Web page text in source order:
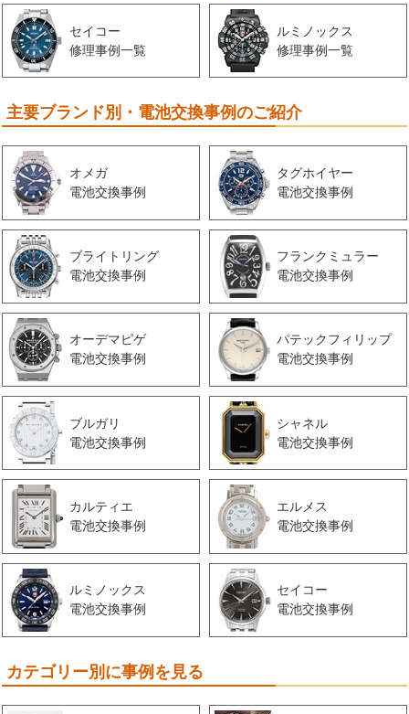
セイコー
修理事例一覧
ルミノックス
修理事例一覧
主要ブランド別・電池交換事例のご紹介
オメガ
電池交換事例
タグホイヤー
電池交換事例
ブライトリング
電池交換事例
フランクミュラー
電池交換事例
オーデマピゲ
電池交換事例
パテックフィリップ
電池交換事例
ブルガリ
電池交換事例
シャネル
電池交換事例
カルティエ
電池交換事例
エルメス
電池交換事例
ルミノックス
電池交換事例
セイコー
電池交換事例
カテゴリー別に事例を見る